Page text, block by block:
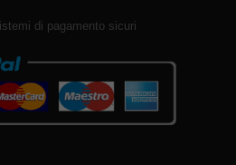
di pagamento sicuri